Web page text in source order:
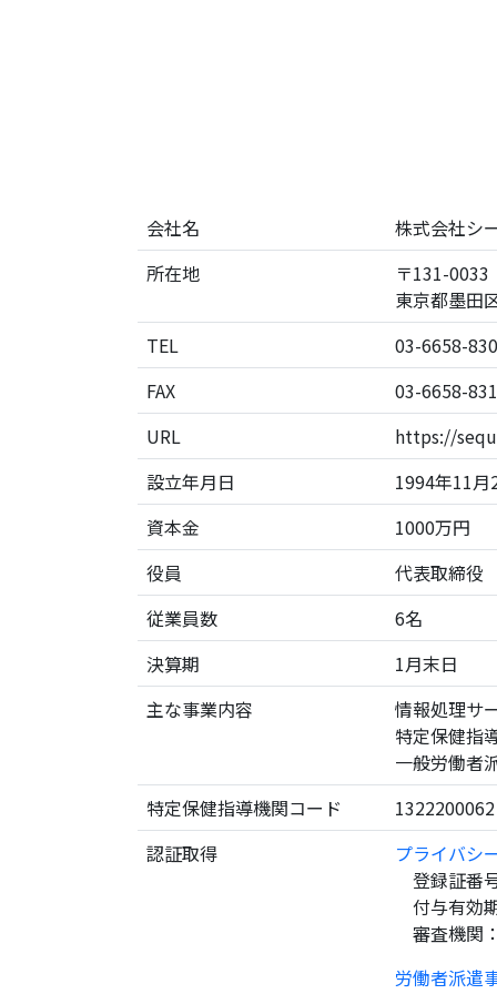
会社名
株式会社シ
所在地
〒131-0033
東京都墨田
TEL
03-6658-
FAX
03-6658-
URL
https://
設立年月日
1994年11月
資本金
1000万円
役員
代表取締役
従業員数
6名
決算期
1月末日
主な事業内容
情報処理サ
特定保健指
一般労働者
特定保健指導機関コード
1322200062
認証取得
プライバシ
登録証番
付与有効
審査機関
労働者派遣